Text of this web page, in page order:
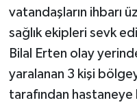
vatandaşların ihbarı
sağlık ekipleri sevk
Bilal Erten olay
yaralanan 3 kişi
tarafından hastaneye